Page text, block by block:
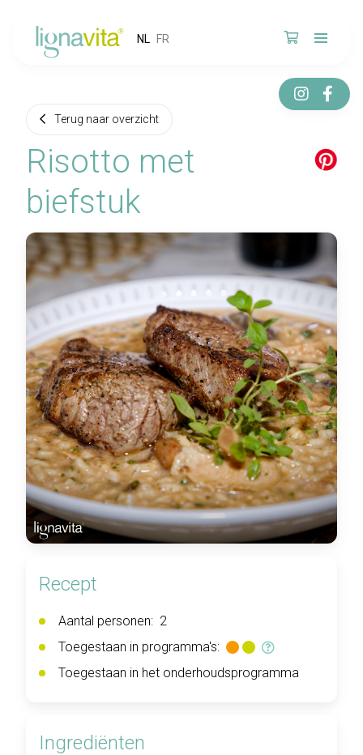
NL FR
Terug naar overzicht
Risotto met
biefstuk
Recept
Aantal personen: 2
Toegestaan in programma's:
Toegestaan in het onderhoudsprogramma
Ingrediënten